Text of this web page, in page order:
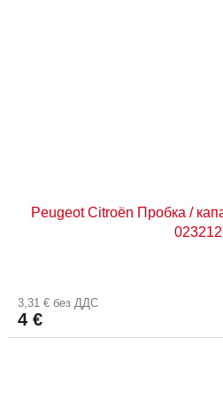
Peugeot Citroën Пробка /
023212
3,31 € без ДДС
4 €